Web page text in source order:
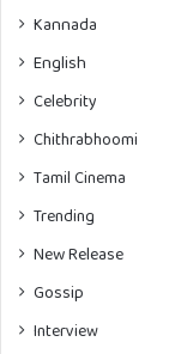
Kannada
English
Celebrity
Chithrabhoomi
Tamil Cinema
Trending
New Release
Gossip
Interview